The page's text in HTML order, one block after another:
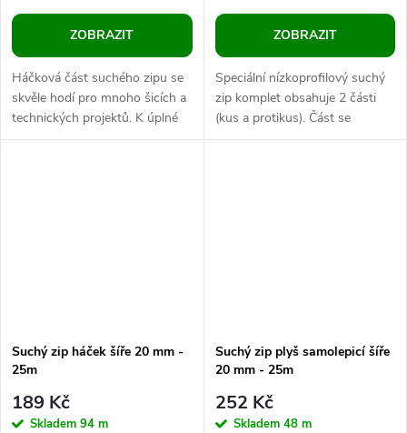
ZOBRAZIT
Háčková část suchého zipu se
skvěle hodí pro mnoho šicích a
technických projektů. K úplné
funkčnosti suchého zipu je
ZOBRAZIT
Speciální nízkoprofilový suchý
zip komplet obsahuje 2 části
(kus a protikus). Část se
smyčkami je měkká a na
Suchý zip háček šíře 20 mm -
25m
189 Kč
Skladem 94 m
Suchý zip plyš samolepicí šíře
20 mm - 25m
252 Kč
Skladem 48 m